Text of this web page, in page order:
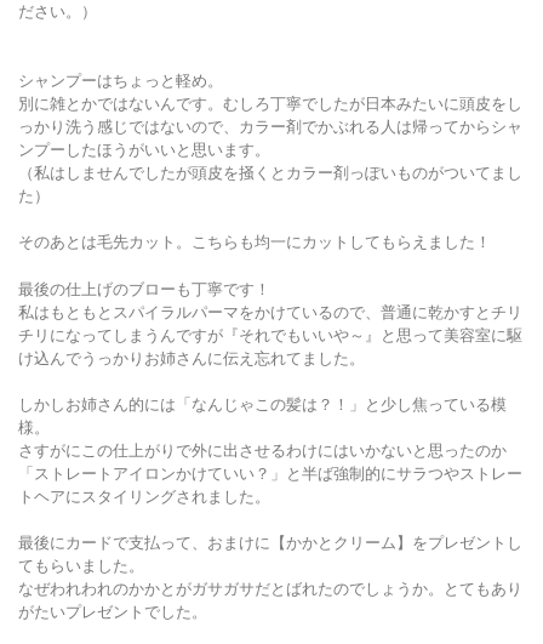
ださい。）
シャンプーはちょっと軽め。
別に雑とかではないんです。むしろ丁寧でしたが日本みたいに頭皮をし
っかり洗う感じではないので、カラー剤でかぶれる人は帰ってからシャ
ンプーしたほうがいいと思います。
（私はしませんでしたが頭皮を掻くとカラー剤っぽいものがついてまし
た）
そのあとは毛先カット。こちらも均一にカットしてもらえました！
最後の仕上げのブローも丁寧です！
私はもともとスパイラルパーマをかけているので、普通に乾かすとチリ
チリになってしまうんですが『それでもいいや～』と思って美容室に駆
け込んでうっかりお姉さんに伝え忘れてました。
しかしお姉さん的には「なんじゃこの髪は？！」と少し焦っている模
様。
さすがにこの仕上がりで外に出させるわけにはいかないと思ったのか
「ストレートアイロンかけていい？」と半ば強制的にサラつやストレー
トヘアにスタイリングされました。
最後にカードで支払って、おまけに【かかとクリーム】をプレゼントし
てもらいました。
なぜわれわれのかかとがガサガサだとばれたのでしょうか。とてもあり
がたいプレゼントでした。